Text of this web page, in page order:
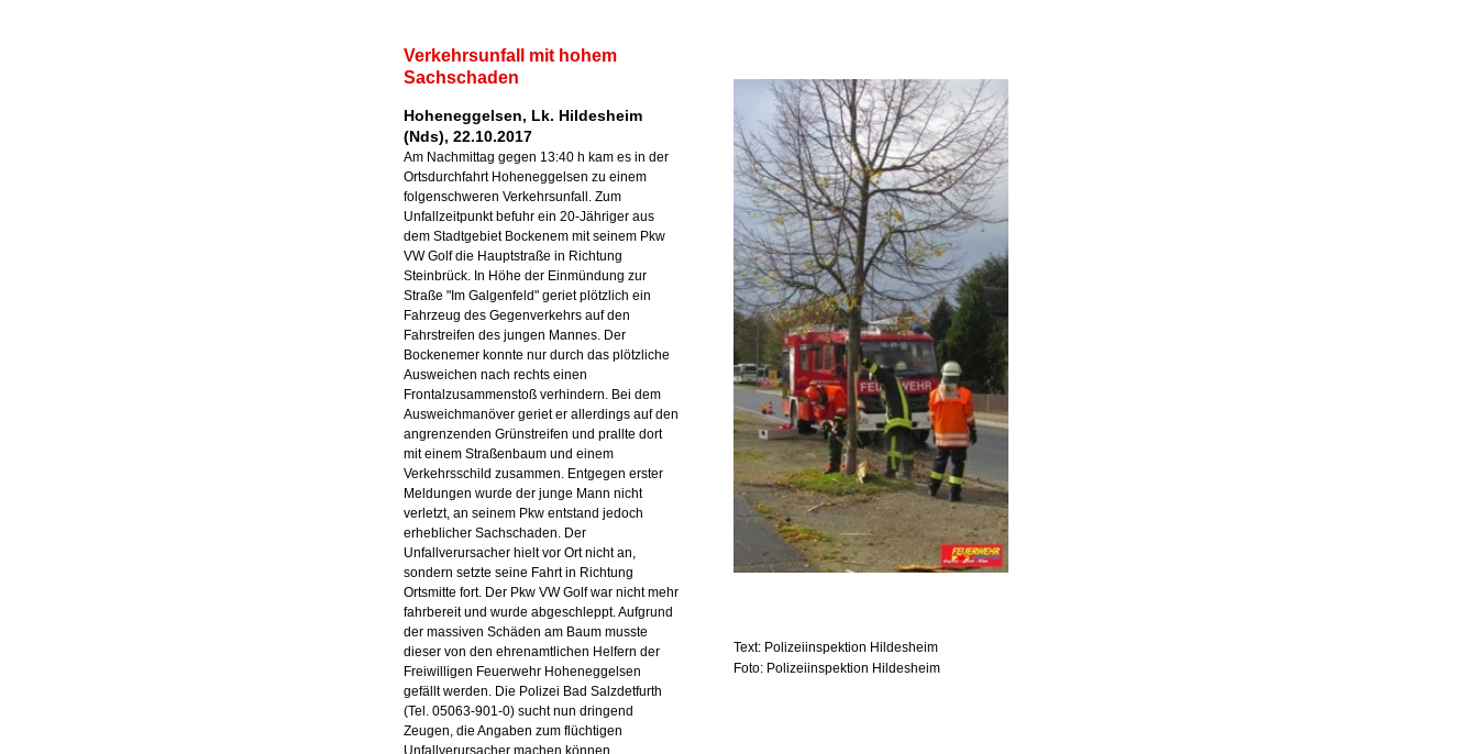
Text: Polizeiinspektion Hildesheim
Foto: Polizeiinspektion Hildesheim
Verkehrsunfall mit hohem
Sachschaden
Hoheneggelsen, Lk. Hildesheim
(Nds), 22.10.2017
Am Nachmittag gegen 13:40 h kam es in der
Ortsdurchfahrt Hoheneggelsen zu einem
folgenschweren Verkehrsunfall. Zum
Unfallzeitpunkt befuhr ein 20-Jähriger aus
dem Stadtgebiet Bockenem mit seinem Pkw
VW Golf die Hauptstraße in Richtung
Steinbrück. In Höhe der Einmündung zur
Straße "Im Galgenfeld" geriet plötzlich ein
Fahrzeug des Gegenverkehrs auf den
Fahrstreifen des jungen Mannes. Der
Bockenemer konnte nur durch das plötzliche
Ausweichen nach rechts einen
Frontalzusammenstoß verhindern. Bei dem
Ausweichmanöver geriet er allerdings auf den
angrenzenden Grünstreifen und prallte dort
mit einem Straßenbaum und einem
Verkehrsschild zusammen. Entgegen erster
Meldungen wurde der junge Mann nicht
verletzt, an seinem Pkw entstand jedoch
erheblicher Sachschaden. Der
Unfallverursacher hielt vor Ort nicht an,
sondern setzte seine Fahrt in Richtung
Ortsmitte fort. Der Pkw VW Golf war nicht mehr
fahrbereit und wurde abgeschleppt. Aufgrund
der massiven Schäden am Baum musste
dieser von den ehrenamtlichen Helfern der
Freiwilligen Feuerwehr Hoheneggelsen
gefällt werden. Die Polizei Bad Salzdetfurth
(Tel. 05063-901-0) sucht nun dringend
Zeugen, die Angaben zum flüchtigen
Unfallverursacher machen können.